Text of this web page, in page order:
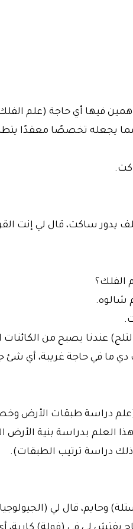
فيها أي حاجة (علم
مما يجعله تخصصًا معقدًا
يدور ساكت، قال لي إنت
الفلك؟
شالوه.
عندنا يصبح من
دي ما في حاجة غريبة، أي شئ
دراسة طبقات الأرض
العلم بدراسة بنية الأرض
دراسة ترتيب الطبقات).
وحايم، قال لي